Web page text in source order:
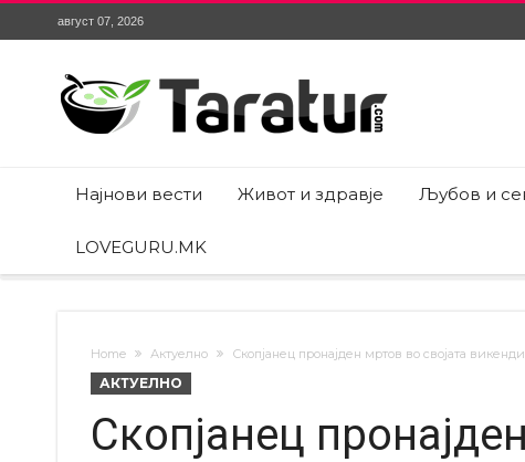
август 07, 2026
Најнови вести Живот и здравје Љубов и
LOVEGURU.MK
Home Актуелно Скопјанец пронајден мртов во својата
АКТУЕЛНО
Скопјанец